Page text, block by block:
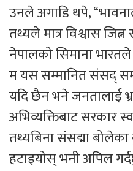
उनले अगाडि थपे,
तथ्यले मात्र विश्वास
नेपालको सिमाना
म यस सम्मानित संसद्
यदि छैन भने जनतालाई
अभिव्यक्तिबाट सरकार
तथ्यबिना संसद्मा
हटाइयोस् भनी अपिल